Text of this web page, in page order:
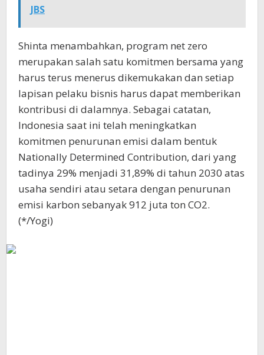
JBS
Shinta menambahkan, program net zero
merupakan salah satu komitmen bersama yang
harus terus menerus dikemukakan dan setiap
lapisan pelaku bisnis harus dapat memberikan
kontribusi di dalamnya. Sebagai catatan,
Indonesia saat ini telah meningkatkan
komitmen penurunan emisi dalam bentuk
Nationally Determined Contribution, dari yang
tadinya 29% menjadi 31,89% di tahun 2030 atas
usaha sendiri atau setara dengan penurunan
emisi karbon sebanyak 912 juta ton CO2.
(*/Yogi)